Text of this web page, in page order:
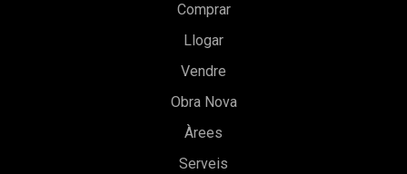
Comprar
Llogar
Vendre
Obra Nova
Àrees
Serveis
Guardar configuració Acceptar totes